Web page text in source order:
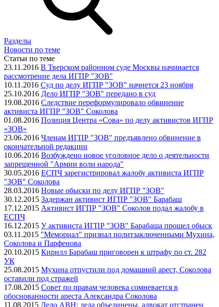
Разделы
Новости по теме
Статьи по теме
23.11.2016 В Тверском районном суде Москвы начинается
рассмотрение дела ИГПР "ЗОВ"
10.11.2016 Суд по делу ИГПР "ЗОВ" начнется 23 ноября
25.10.2016 Дело ИГПР "ЗОВ" передано в суд
19.08.2016 Следствие переформулировало обвинение
активиста ИГПР "ЗОВ" Соколова
01.08.2016 Позиция Центра «Сова» по делу активистов ИГПР
«ЗОВ»
23.06.2016 Членам ИГПР "ЗОВ" предъявлено обвинение в
окончательной редакции
10.06.2016 Возбуждено новое уголовное дело о деятельности
запрещенной "Армии воли народа"
30.05.2016 ЕСПЧ зарегистрировал жалобу активиста ИГПР
"ЗОВ" Соколова
28.03.2016 Новые обыски по делу ИГПР "ЗОВ"
30.12.2015 Задержан активист ИГПР "ЗОВ" Барабаш
17.12.2015 Активист ИГПР "ЗОВ" Соколов подал жалобу в
ЕСПЧ
16.12.2015 У активиста ИГПР "ЗОВ" Барабаша прошел обыск
03.11.2015 "Мемориал" признал политзаключенными Мухина,
Соколова и Парфенова
20.10.2015 Кирилл Барабаш приговорен к штрафу по ст. 282
УК
25.08.2015 Мухина отпустили под домашний арест, Соколова
оставили под стражей
17.08.2015 Совет по правам человека сомневается в
обоснованности ареста Александра Соколова
11.08.2015 Дело АВН: дела объединены, адвокат отстранен